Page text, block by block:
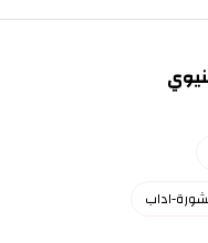
اداب